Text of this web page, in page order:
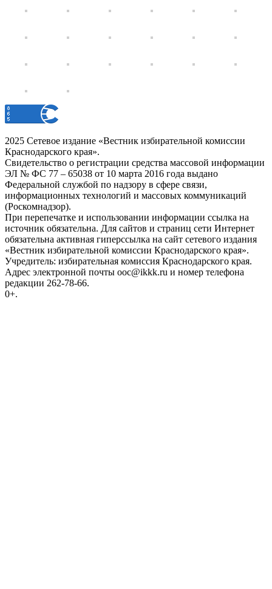
2025 Сетевое издание «Вестник избирательной комиссии
Краснодарского края».
Свидетельство о регистрации средства массовой информации
ЭЛ № ФС 77 – 65038 от 10 марта 2016 года выдано
Федеральной службой по надзору в сфере связи,
информационных технологий и массовых коммуникаций
(Роскомнадзор).
При перепечатке и использовании информации ссылка на
источник обязательна. Для сайтов и страниц сети Интернет
обязательна активная гиперссылка на сайт сетевого издания
«Вестник избирательной комиссии Краснодарского края».
Учредитель: избирательная комиссия Краснодарского края.
Адрес электронной почты ooc@ikkk.ru и номер телефона
редакции 262-78-66.
0+.